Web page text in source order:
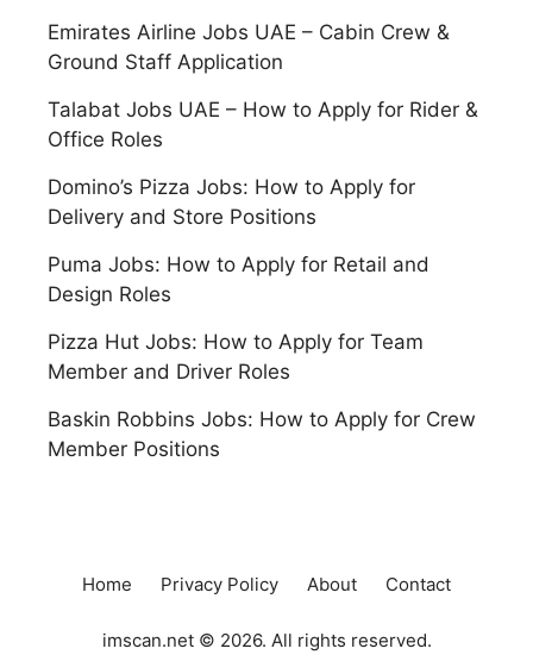
Emirates Airline Jobs UAE – Cabin Crew &
Ground Staff Application
Talabat Jobs UAE – How to Apply for Rider &
Office Roles
Domino’s Pizza Jobs: How to Apply for
Delivery and Store Positions
Puma Jobs: How to Apply for Retail and
Design Roles
Pizza Hut Jobs: How to Apply for Team
Member and Driver Roles
Baskin Robbins Jobs: How to Apply for Crew
Member Positions
Home Privacy Policy About Contact
imscan.net © 2026. All rights reserved.